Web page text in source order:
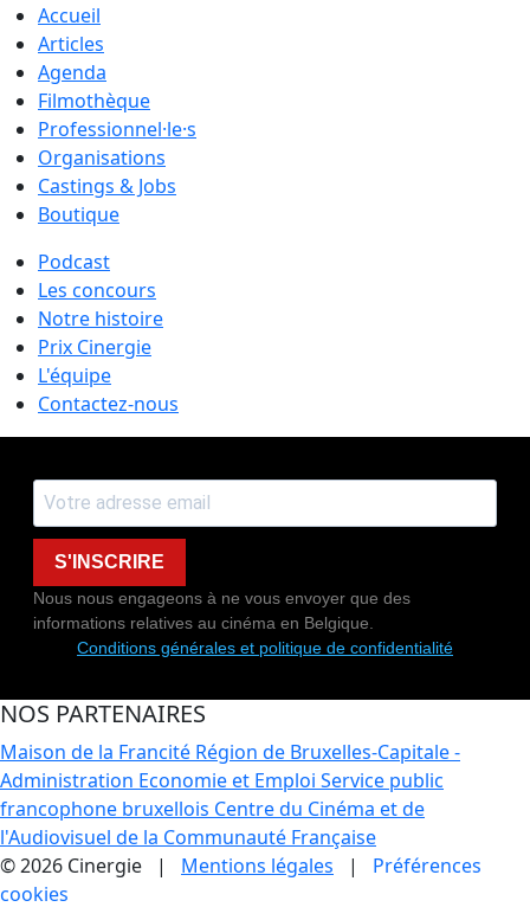
Accueil
Articles
Agenda
Filmothèque
Professionnel·le·s
Organisations
Castings & Jobs
Boutique
Podcast
Les concours
Notre histoire
Prix Cinergie
L'équipe
Contactez-nous
S'INSCRIRE
Nous nous engageons à ne vous envoyer que des
informations relatives au cinéma en Belgique.
Conditions générales et politique de confidentialité
NOS PARTENAIRES
Maison de la Francité Région de Bruxelles-Capitale -
Administration Economie et Emploi Service public
francophone bruxellois Centre du Cinéma et de
l'Audiovisuel de la Communauté Française
© 2026 Cinergie | Mentions légales | Préférences
cookies